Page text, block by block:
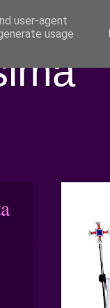
user-agent
usage